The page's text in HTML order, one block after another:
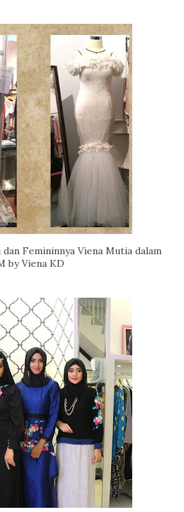
Femininnya Viena Mutia dalam
by Viena KD